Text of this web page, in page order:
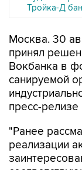
Тройка-Д
Москва. 30
принял
Вокбанка в
санируемой
пресс-релизе
"Ранее
реализации